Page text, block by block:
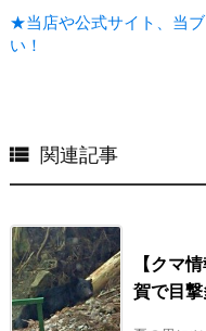
★当店や公式サイト、当
い！
 関連記事
【クマ
賀で目